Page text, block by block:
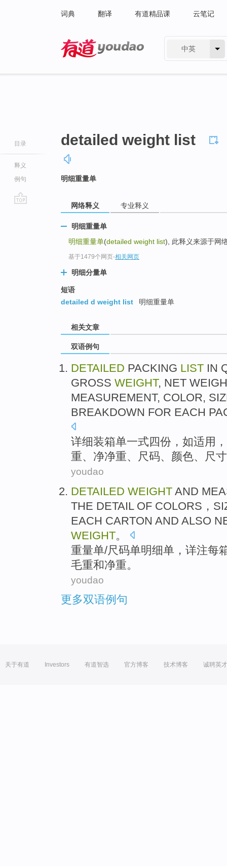
词典 翻译 有道精品课 云笔记
中英
目录
释义
例句
detailed weight list
明细重量单
网络释义 专业释义
明细重量单
明细重量单(detailed weight list), 此释义来源于网
基于1479个网页-相关网页
明细分量单
短语
detailed d weight list
明细重量单
相关文章
双语例句
DETAILED PACKING LIST IN
GROSS WEIGHT, NET
MEASUREMENT, COLOR,
BREAKDOWN FOR EACH
详细装箱单一式四份， 如适用
重、 净净重、 尺码、 颜色、尺寸
youdao
DETAILED WEIGHT AND
THE DETAIL OF COLORS ，
EACH CARTON AND ALSO
WEIGHT。
重量单/尺码单明细单， 详注每
毛重和净重。
youdao
更多双语例句
关于有道 Investors 有道智选 官方博客 技术博客 诚聘英才